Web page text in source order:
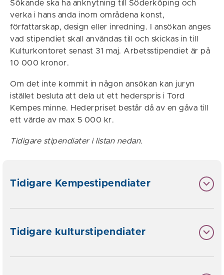
Sökande ska ha anknytning till Söderköping och
verka i hans anda inom områdena konst,
författarskap, design eller inredning. I ansökan anges
vad stipendiet skall användas till och skickas in till
Kulturkontoret senast 31 maj. Arbetsstipendiet är på
10 000 kronor.
Om det inte kommit in någon ansökan kan juryn
istället besluta att dela ut ett hederspris i Tord
Kempes minne. Hederpriset består då av en gåva till
ett värde av max 5 000 kr.
Tidigare stipendiater i listan nedan.
Tidigare Kempestipendiater
Tidigare kulturstipendiater